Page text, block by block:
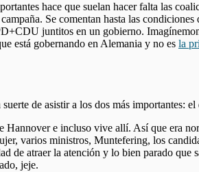
hace que suelan hacer falta las
Se comentan hasta las
juntitos en un gobierno.
está gobernando en Alemania y no es la
de asistir a los dos más importantes:
Hannover e incluso vive allí. Así que era
varios ministros, Muntefering, los
de atraer la atención y lo bien parado que
jeje.